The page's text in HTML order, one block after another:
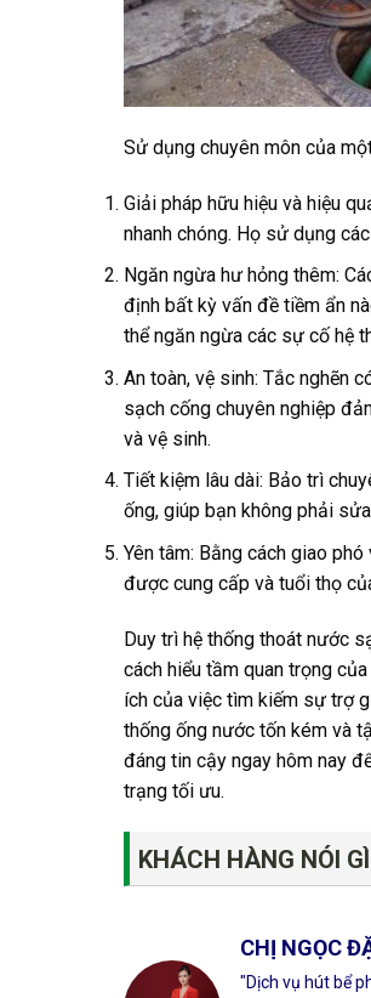
Sử dụng chuyên môn của
Giải pháp hữu hiệu và hiệu
nhanh chóng. Họ sử dụng
Ngăn ngừa hư hỏng thêm:
định bất kỳ vấn đề tiềm ẩn
thể ngăn ngừa các sự cố hệ
An toàn, vệ sinh: Tắc nghẽn
sạch cống chuyên nghiệp
và vệ sinh.
Tiết kiệm lâu dài: Bảo trì
ống, giúp bạn không phải
Yên tâm: Bằng cách giao
được cung cấp và tuổi thọ
Duy trì hệ thống thoát nước
cách hiểu tầm quan trọng
ích của việc tìm kiếm sự trợ
thống ống nước tốn kém và
đáng tin cậy ngay hôm nay
trạng tối ưu.
KHÁCH HÀNG NÓI
CHỊ NGỌC
"Dịch vụ hút bể